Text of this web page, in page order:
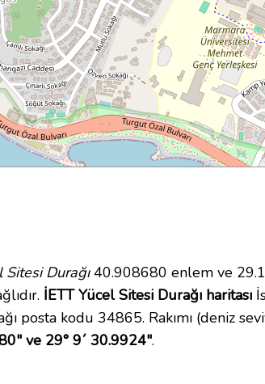
Sitesi Durağı40.908680 enlem ve
İETT Yücel Sitesi Durağı haritası
posta kodu 34865. Rakımı (deniz
ve 29° 9´ 30.9924".